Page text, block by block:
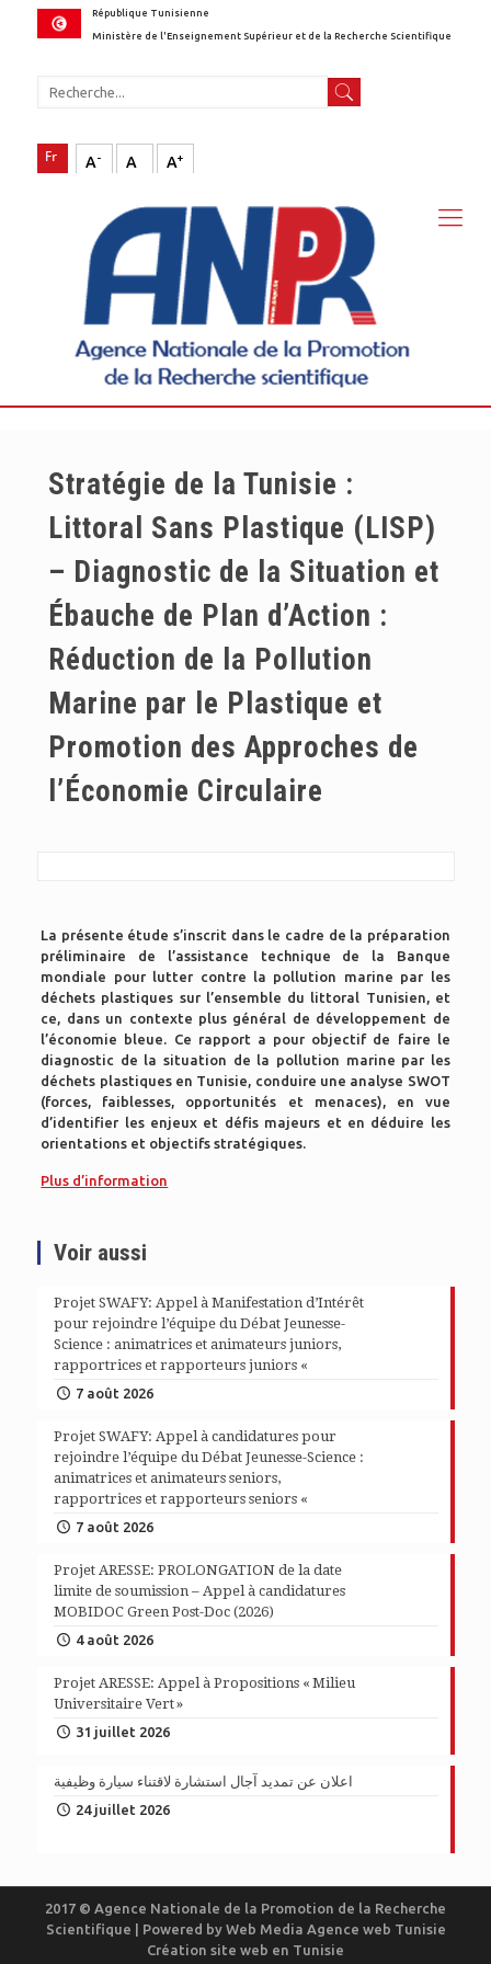
République Tunisienne
Ministère de l'Enseignement Supérieur et de la Recherche Scientifique
A- A A+
Stratégie de la Tunisie :
Littoral Sans Plastique (LISP)
– Diagnostic de la Situation et
Ébauche de Plan d’Action :
Réduction de la Pollution
Marine par le Plastique et
Promotion des Approches de
l’Économie Circulaire
La présente étude s’inscrit dans le cadre de la préparation
préliminaire de l’assistance technique de la Banque
mondiale pour lutter contre la pollution marine par les
déchets plastiques sur l’ensemble du littoral Tunisien, et
ce, dans un contexte plus général de développement de
l’économie bleue. Ce rapport a pour objectif de faire le
diagnostic de la situation de la pollution marine par les
déchets plastiques en Tunisie, conduire une analyse SWOT
(forces, faiblesses, opportunités et menaces), en vue
d’identifier les enjeux et défis majeurs et en déduire les
orientations et objectifs stratégiques.
Plus d’information
Voir aussi
Projet SWAFY: Appel à Manifestation d’Intérêt
pour rejoindre l’équipe du Débat Jeunesse-
Science : animatrices et animateurs juniors,
rapportrices et rapporteurs juniors «
7 août 2026
Projet SWAFY: Appel à candidatures pour
rejoindre l’équipe du Débat Jeunesse-Science :
animatrices et animateurs seniors,
rapportrices et rapporteurs seniors «
7 août 2026
Projet ARESSE: PROLONGATION de la date
limite de soumission – Appel à candidatures
MOBIDOC Green Post-Doc (2026)
4 août 2026
Projet ARESSE: Appel à Propositions « Milieu
Universitaire Vert »
31 juillet 2026
اعلان عن تمديد آجال استشارة لاقتناء سيارة وظيفية
24 juillet 2026
2017 © Agence Nationale de la Promotion de la Recherche
Scientifique | Powered by Web Media Agence web Tunisie
Création site web en Tunisie